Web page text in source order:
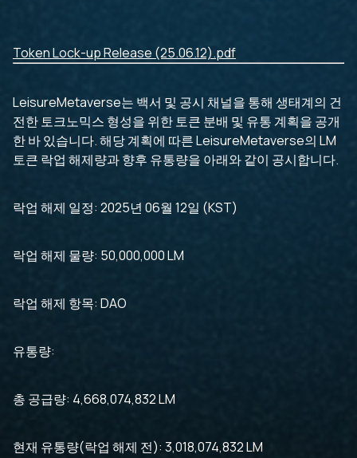
Token Lock-up Release (25.06.12).pdf
LeisureMetaverse는 백서 및 공시 채널을 통해 생태계의 건
전한 토크노믹스 형성을 위한 토큰 분배 및 유통 계획을 공개
한 바 있습니다. 해당 계획에 따른 LeisureMetaverse의 LM
토큰 락업 해제량과 향후 유통량을 아래와 같이 공시합니다.
락업 해제 일정: 2025년 06월 12일 (KST)
락업 해제 물량: 50,000,000 LM
락업 해제 항목: DAO
유통량:
총 공급량: 4,668,074,832 LM
현재 유통량(락업 해제 전): 3,018,074,832 LM